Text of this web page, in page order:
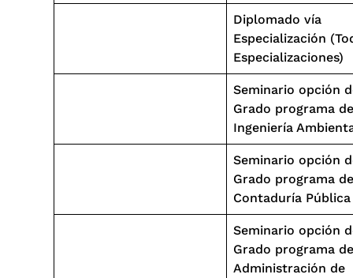
Diplomado vía
Especialización
Especializaciones)
Seminario opción
Grado programa de
Ingeniería
Seminario opción
Grado programa de
Contaduría Pública
Seminario opción
Grado programa de
Administración de